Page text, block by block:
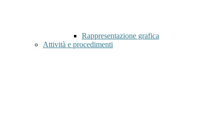
Rappresentazione grafica
Attività e procedimenti